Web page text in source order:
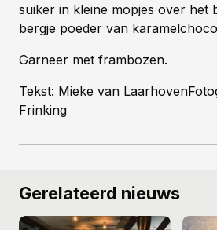
suiker in kleine mopjes over het
bergje poeder van
Garneer met frambozen.
Tekst: Mieke van
Frinking
Gerelateerd nieuws